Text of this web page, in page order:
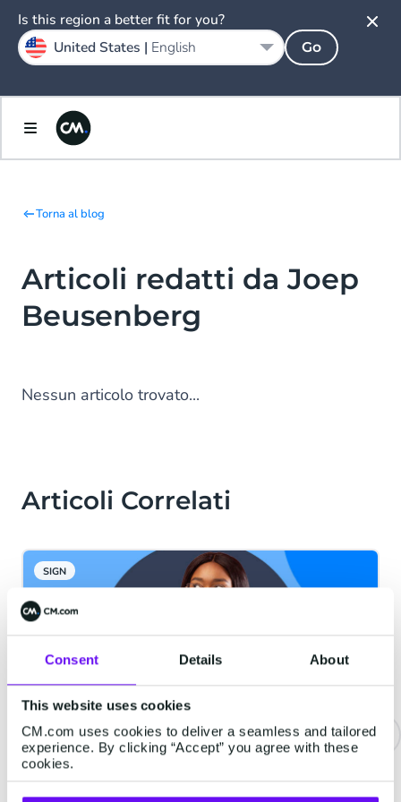
Consent Details About
This website uses cookies
CM.com uses cookies to deliver a seamless and tailored
experience. By clicking “Accept” you agree with these
cookies.
Torna al blog
Articoli redatti da Joep
Beusenberg
Nessun articolo trovato...
Articoli Correlati
SIGN
Durata della firma digitale: guida
completa
Is this region a better fit for you?
United States | English Go